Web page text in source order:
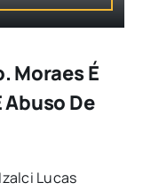
Moraes É
Abuso De
Lucas